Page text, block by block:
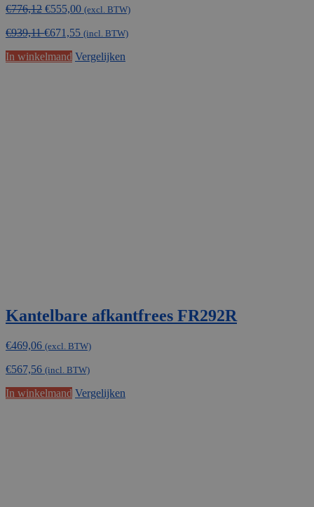
€776,12 Oorspronkelijke
was:
€555,00Huidige
is:
(excl. BTW)
€939,11€671,55 (incl. BTW)
In winkelmand Vergelijken
Kantelbare afkantfrees FR292R
€469,06 (excl. BTW)
€567,56 (incl. BTW)
In winkelmand Vergelijken